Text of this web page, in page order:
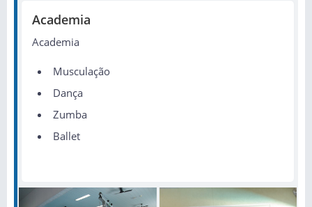
Academia
Academia
Musculação
Dança
Zumba
Ballet